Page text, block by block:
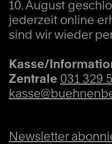
10. August
jederzeit online
sind wir wieder
Kasse/
Zentrale 031 329
Newsletter